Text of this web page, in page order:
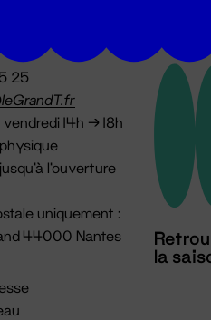
25
14h → 18h
l'ouverture
uniquement :
44000 Nantes
la